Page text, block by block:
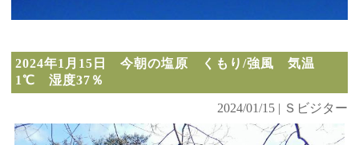
2024年1月15日 今朝の塩原 くもり/強風 気温
1℃ 湿度37％
2024/01/15 | Ｓビジター